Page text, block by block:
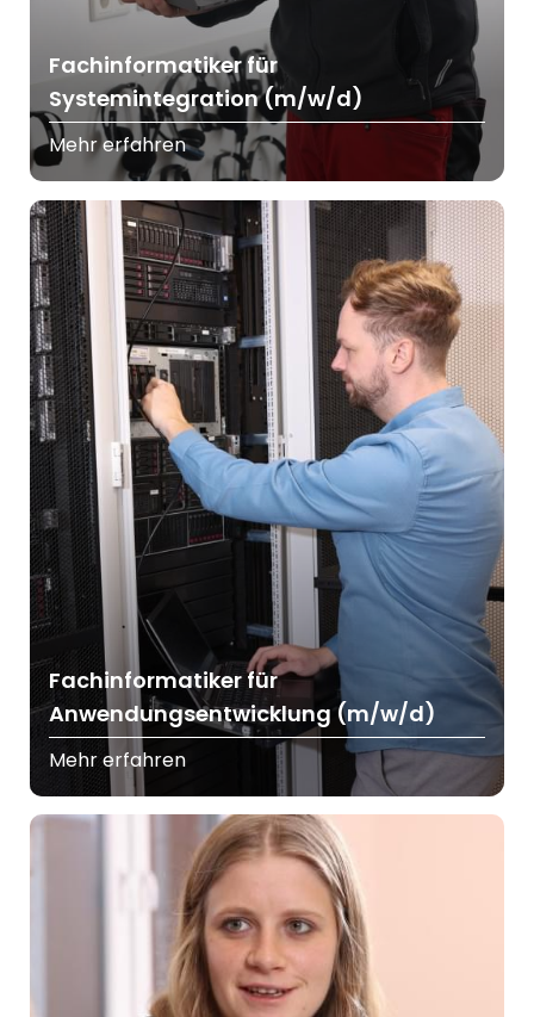
Fachinformatiker für
Systemintegration (m/w/d)
Mehr erfahren
Fachinformatiker für
Anwendungsentwicklung (m/w/d)
Mehr erfahren